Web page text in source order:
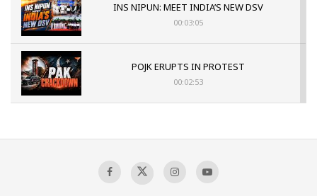
INS NIPUN: MEET INDIA’S NEW DSV
00:03:05
POJK ERUPTS IN PROTEST
00:02:53
Sagar